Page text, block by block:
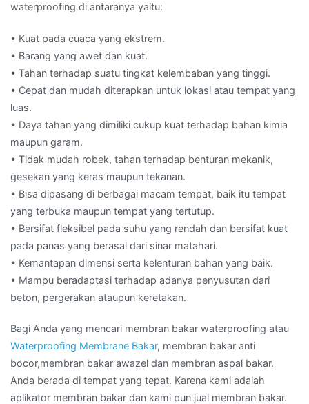
waterproofing di antaranya yaitu:
• Kuat pada cuaca yang ekstrem.
• Barang yang awet dan kuat.
• Tahan terhadap suatu tingkat kelembaban yang tinggi.
• Cepat dan mudah diterapkan untuk lokasi atau tempat yang
luas.
• Daya tahan yang dimiliki cukup kuat terhadap bahan kimia
maupun garam.
• Tidak mudah robek, tahan terhadap benturan mekanik,
gesekan yang keras maupun tekanan.
• Bisa dipasang di berbagai macam tempat, baik itu tempat
yang terbuka maupun tempat yang tertutup.
• Bersifat fleksibel pada suhu yang rendah dan bersifat kuat
pada panas yang berasal dari sinar matahari.
• Kemantapan dimensi serta kelenturan bahan yang baik.
• Mampu beradaptasi terhadap adanya penyusutan dari
beton, pergerakan ataupun keretakan.
Bagi Anda yang mencari membran bakar waterproofing atau
Waterproofing Membrane Bakar, membran bakar anti
bocor,membran bakar awazel dan membran aspal bakar.
Anda berada di tempat yang tepat. Karena kami adalah
aplikator membran bakar dan kami pun jual membran bakar.